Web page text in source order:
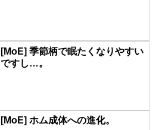
[MoE] 季節柄で眠たくなりやすい
ですし…。
[MoE] ホム成体への進化。